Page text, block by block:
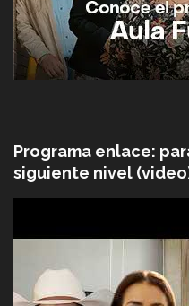
Programa enlace:
siguiente nivel